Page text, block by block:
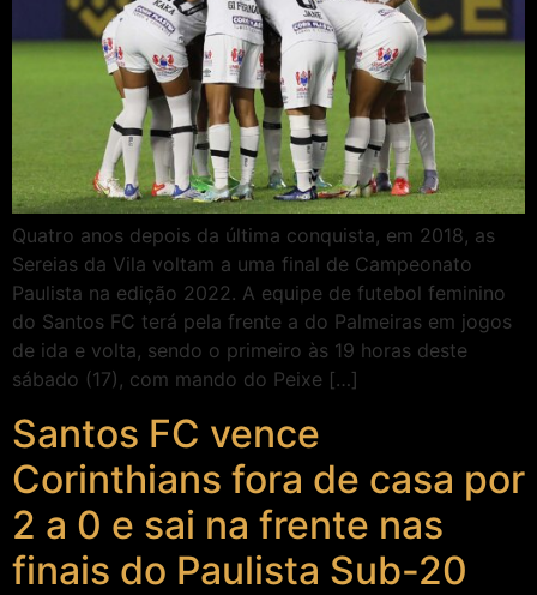
Quatro anos depois da última conquista, em 2018, as
Sereias da Vila voltam a uma final de Campeonato
Paulista na edição 2022. A equipe de futebol feminino
do Santos FC terá pela frente a do Palmeiras em jogos
de ida e volta, sendo o primeiro às 19 horas deste
sábado (17), com mando do Peixe […]
Santos FC vence
Corinthians fora de casa por
2 a 0 e sai na frente nas
finais do Paulista Sub-20